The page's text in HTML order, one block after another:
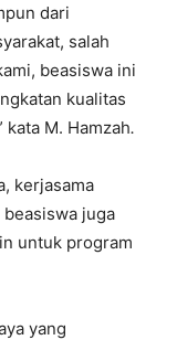
dari
salah
beasiswa ini
kualitas
M. Hamzah.
kerjasama
beasiswa juga
untuk program
yang